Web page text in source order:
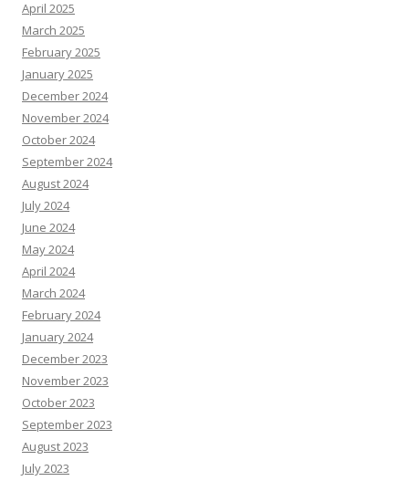
April 2025
March 2025
February 2025
January 2025
December 2024
November 2024
October 2024
September 2024
August 2024
July 2024
June 2024
May 2024
April 2024
March 2024
February 2024
January 2024
December 2023
November 2023
October 2023
September 2023
August 2023
July 2023